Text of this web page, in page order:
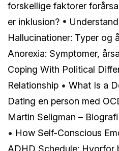
forskellige faktorer
er inklusion? •
Hallucinationer: Typer og
Anorexia: Symptomer,
Coping With Political
Relationship • What Is a
Dating en person med
Martin Seligman –
• How Self-Conscious